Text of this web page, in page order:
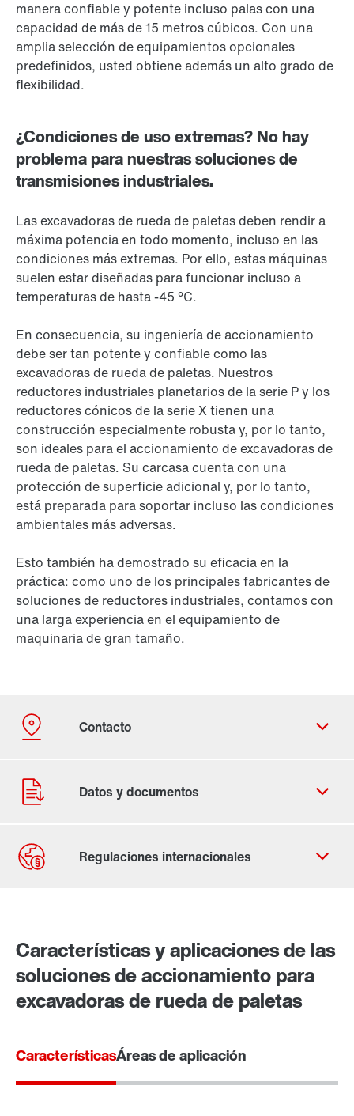
manera confiable y potente incluso palas con una
capacidad de más de 15 metros cúbicos. Con una
amplia selección de equipamientos opcionales
predefinidos, usted obtiene además un alto grado de
flexibilidad.
¿Condiciones de uso extremas? No hay
problema para nuestras soluciones de
transmisiones industriales.
Las excavadoras de rueda de paletas deben rendir a
máxima potencia en todo momento, incluso en las
condiciones más extremas. Por ello, estas máquinas
suelen estar diseñadas para funcionar incluso a
temperaturas de hasta -45 °C.
En consecuencia, su ingeniería de accionamiento
debe ser tan potente y confiable como las
excavadoras de rueda de paletas. Nuestros
reductores industriales planetarios de la serie P y los
reductores cónicos de la serie X tienen una
construcción especialmente robusta y, por lo tanto,
son ideales para el accionamiento de excavadoras de
rueda de paletas. Su carcasa cuenta con una
protección de superficie adicional y, por lo tanto,
está preparada para soportar incluso las condiciones
ambientales más adversas.
Esto también ha demostrado su eficacia en la
práctica: como uno de los principales fabricantes de
soluciones de reductores industriales, contamos con
una larga experiencia en el equipamiento de
maquinaria de gran tamaño.
Características y aplicaciones de las
soluciones de accionamiento para
excavadoras de rueda de paletas
CaracterísticasÁreas de aplicación